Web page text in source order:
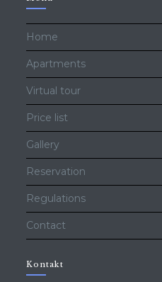
Home
Apartments
Virtual tour
Price list
Gallery
Reservation
Regulations
Contact
Kontakt